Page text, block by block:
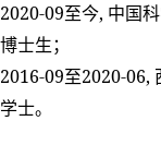
2020-09至今, 中国
博士生；
2016-09至2020-06,
学士。